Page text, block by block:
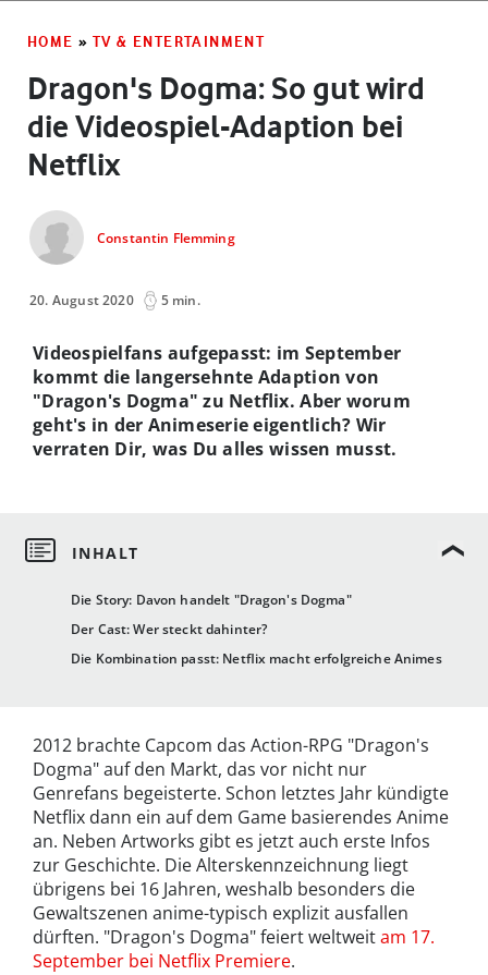
HOME » TV & ENTERTAINMENT
Dragon's Dogma: So gut wird
die Videospiel-Adaption bei
Netflix
Constantin Flemming
20. August 2020 5 min.
Die Story: Davon handelt "Dragon's Dogma"
Der Cast: Wer steckt dahinter?
Die Kombination passt: Netflix macht erfolgreiche Animes
Videospielfans aufgepasst: im September
kommt die langersehnte Adaption von
"Dragon's Dogma" zu Netflix. Aber worum
geht's in der Animeserie eigentlich? Wir
verraten Dir, was Du alles wissen musst.
2012 brachte Capcom das Action-RPG "Dragon's
Dogma" auf den Markt, das vor nicht nur
Genrefans begeisterte. Schon letztes Jahr kündigte
Netflix dann ein auf dem Game basierendes Anime
an. Neben Artworks gibt es jetzt auch erste Infos
zur Geschichte. Die Alterskennzeichnung liegt
übrigens bei 16 Jahren, weshalb besonders die
Gewaltszenen anime-typisch explizit ausfallen
dürften. "Dragon's Dogma" feiert weltweitam 17.
September bei Netflix Premiere.